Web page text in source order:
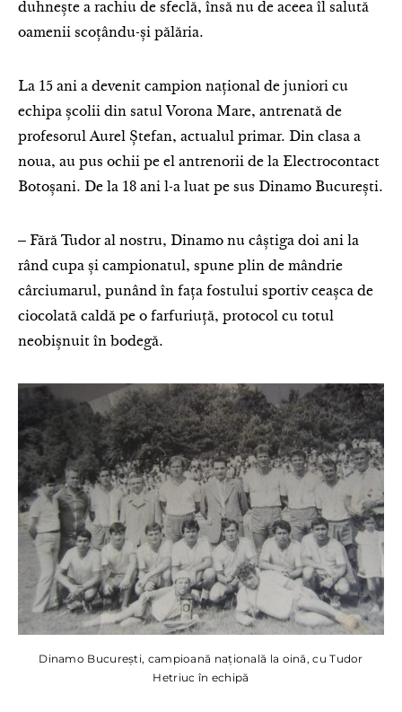
duhnește a rachiu de sfeclă, însă nu de aceea îl salută
oamenii scoțându-și pălăria.
La 15 ani a devenit campion național de juniori cu
echipa școlii din satul Vorona Mare, antrenată de
profesorul Aurel Ștefan, actualul primar. Din clasa a
noua, au pus ochii pe el antrenorii de la Electrocontact
Botoșani. De la 18 ani l-a luat pe sus Dinamo București.
‒ Fără Tudor al nostru, Dinamo nu câștiga doi ani la
rând cupa și campionatul, spune plin de mândrie
cârciumarul, punând în fața fostului sportiv ceașca de
ciocolată caldă pe o farfuriuță, protocol cu totul
neobișnuit în bodegă.
Dinamo București, campioană națională la oină, cu Tudor
Hetriuc în echipă